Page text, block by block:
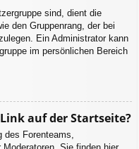
sind, dient die
den Gruppenrang, der bei
Ein Administrator kann
im persönlichen Bereich
auf der Startseite?
Forenteams,